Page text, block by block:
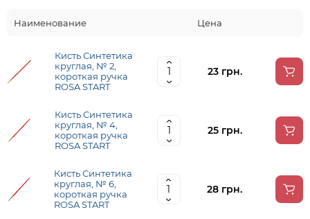
Наименование Цена
Кисть Синтетика
круглая, № 2,
короткая ручка
ROSA START
23 грн.
Кисть Синтетика
круглая, № 4,
короткая ручка
ROSA START
25 грн.
Кисть Синтетика
круглая, № 6,
короткая ручка
ROSA START
28 грн.